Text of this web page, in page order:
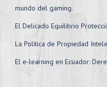
mundo del gaming.
El Delicado Equilibrio
La Política de Propiedad
El e-learning en Ecuador: